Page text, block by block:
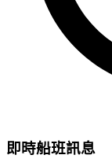
即時船班訊息